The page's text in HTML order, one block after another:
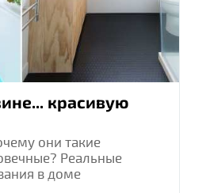
красивую
они такие
Реальные
в доме